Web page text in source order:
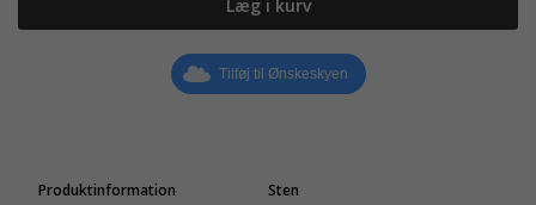
Læg i kurv
Tilføj til Ønskeskyen
Produktinformation
Sten